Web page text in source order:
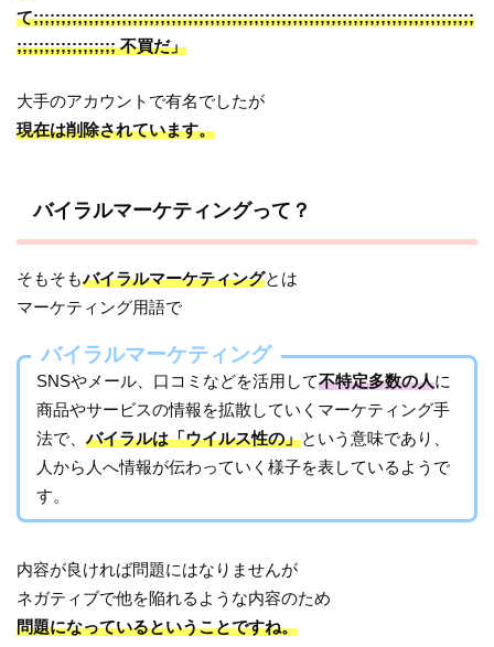
て;;;;;;;;;;;;;;;;;;;;;;;;;;;;;;;;;;;;;;;;;;;;;;;;;;;;;;;;;;;;;;;;;;;;;;;;;;;;;;;;
;;;;;;;;;;;;;;;;;; 不買だ」
大手のアカウントで有名でしたが
現在は削除されています。
バイラルマーケティングって？
そもそもバイラルマーケティングとは
マーケティング用語で
バイラルマーケティング
SNSやメール、口コミなどを活用して不特定多数の人に
商品やサービスの情報を拡散していくマーケティング手
法で、バイラルは「ウイルス性の」という意味であり、
人から人へ情報が伝わっていく様子を表しているようで
す。
内容が良ければ問題にはなりませんが
ネガティブで他を陥れるような内容のため
問題になっているということですね。